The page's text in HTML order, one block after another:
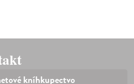
kníhkupectvo